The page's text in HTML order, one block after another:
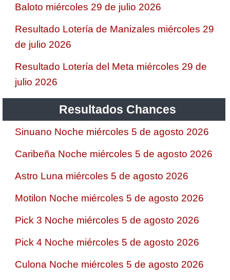
Baloto miércoles 29 de julio 2026
Resultado Lotería de Manizales miércoles 29
de julio 2026
Resultado Lotería del Meta miércoles 29 de
julio 2026
Resultados Chances
Sinuano Noche miércoles 5 de agosto 2026
Caribeña Noche miércoles 5 de agosto 2026
Astro Luna miércoles 5 de agosto 2026
Motilon Noche miércoles 5 de agosto 2026
Pick 3 Noche miércoles 5 de agosto 2026
Pick 4 Noche miércoles 5 de agosto 2026
Culona Noche miércoles 5 de agosto 2026